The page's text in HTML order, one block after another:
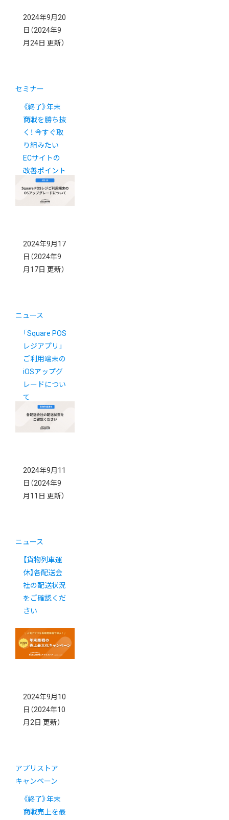
2024年9月20
日 （2024年9
月24日 更新）
セミナー
《終了》年末
商戦を勝ち抜
く！ 今すぐ取
り組みたい
ECサイトの
改善ポイント
＆最新の業界
動向
2024年9月17
日 （2024年9
月17日 更新）
ニュース
「Square POS
レジアプリ」
ご利用端末の
iOSアップグ
レードについ
て
2024年9月11
日 （2024年9
月11日 更新）
ニュース
【貨物列車運
休】各配送会
社の配送状況
をご確認くだ
さい
2024年9月10
日 （2024年10
月2日 更新）
アプリストア
キャンペーン
《終了》年末
商戦売上を最